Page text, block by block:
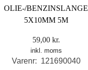
OLIE-/BENZINSLANGE
5X10MM 5M
59,00 kr.
inkl. moms
Varenr: 121690040